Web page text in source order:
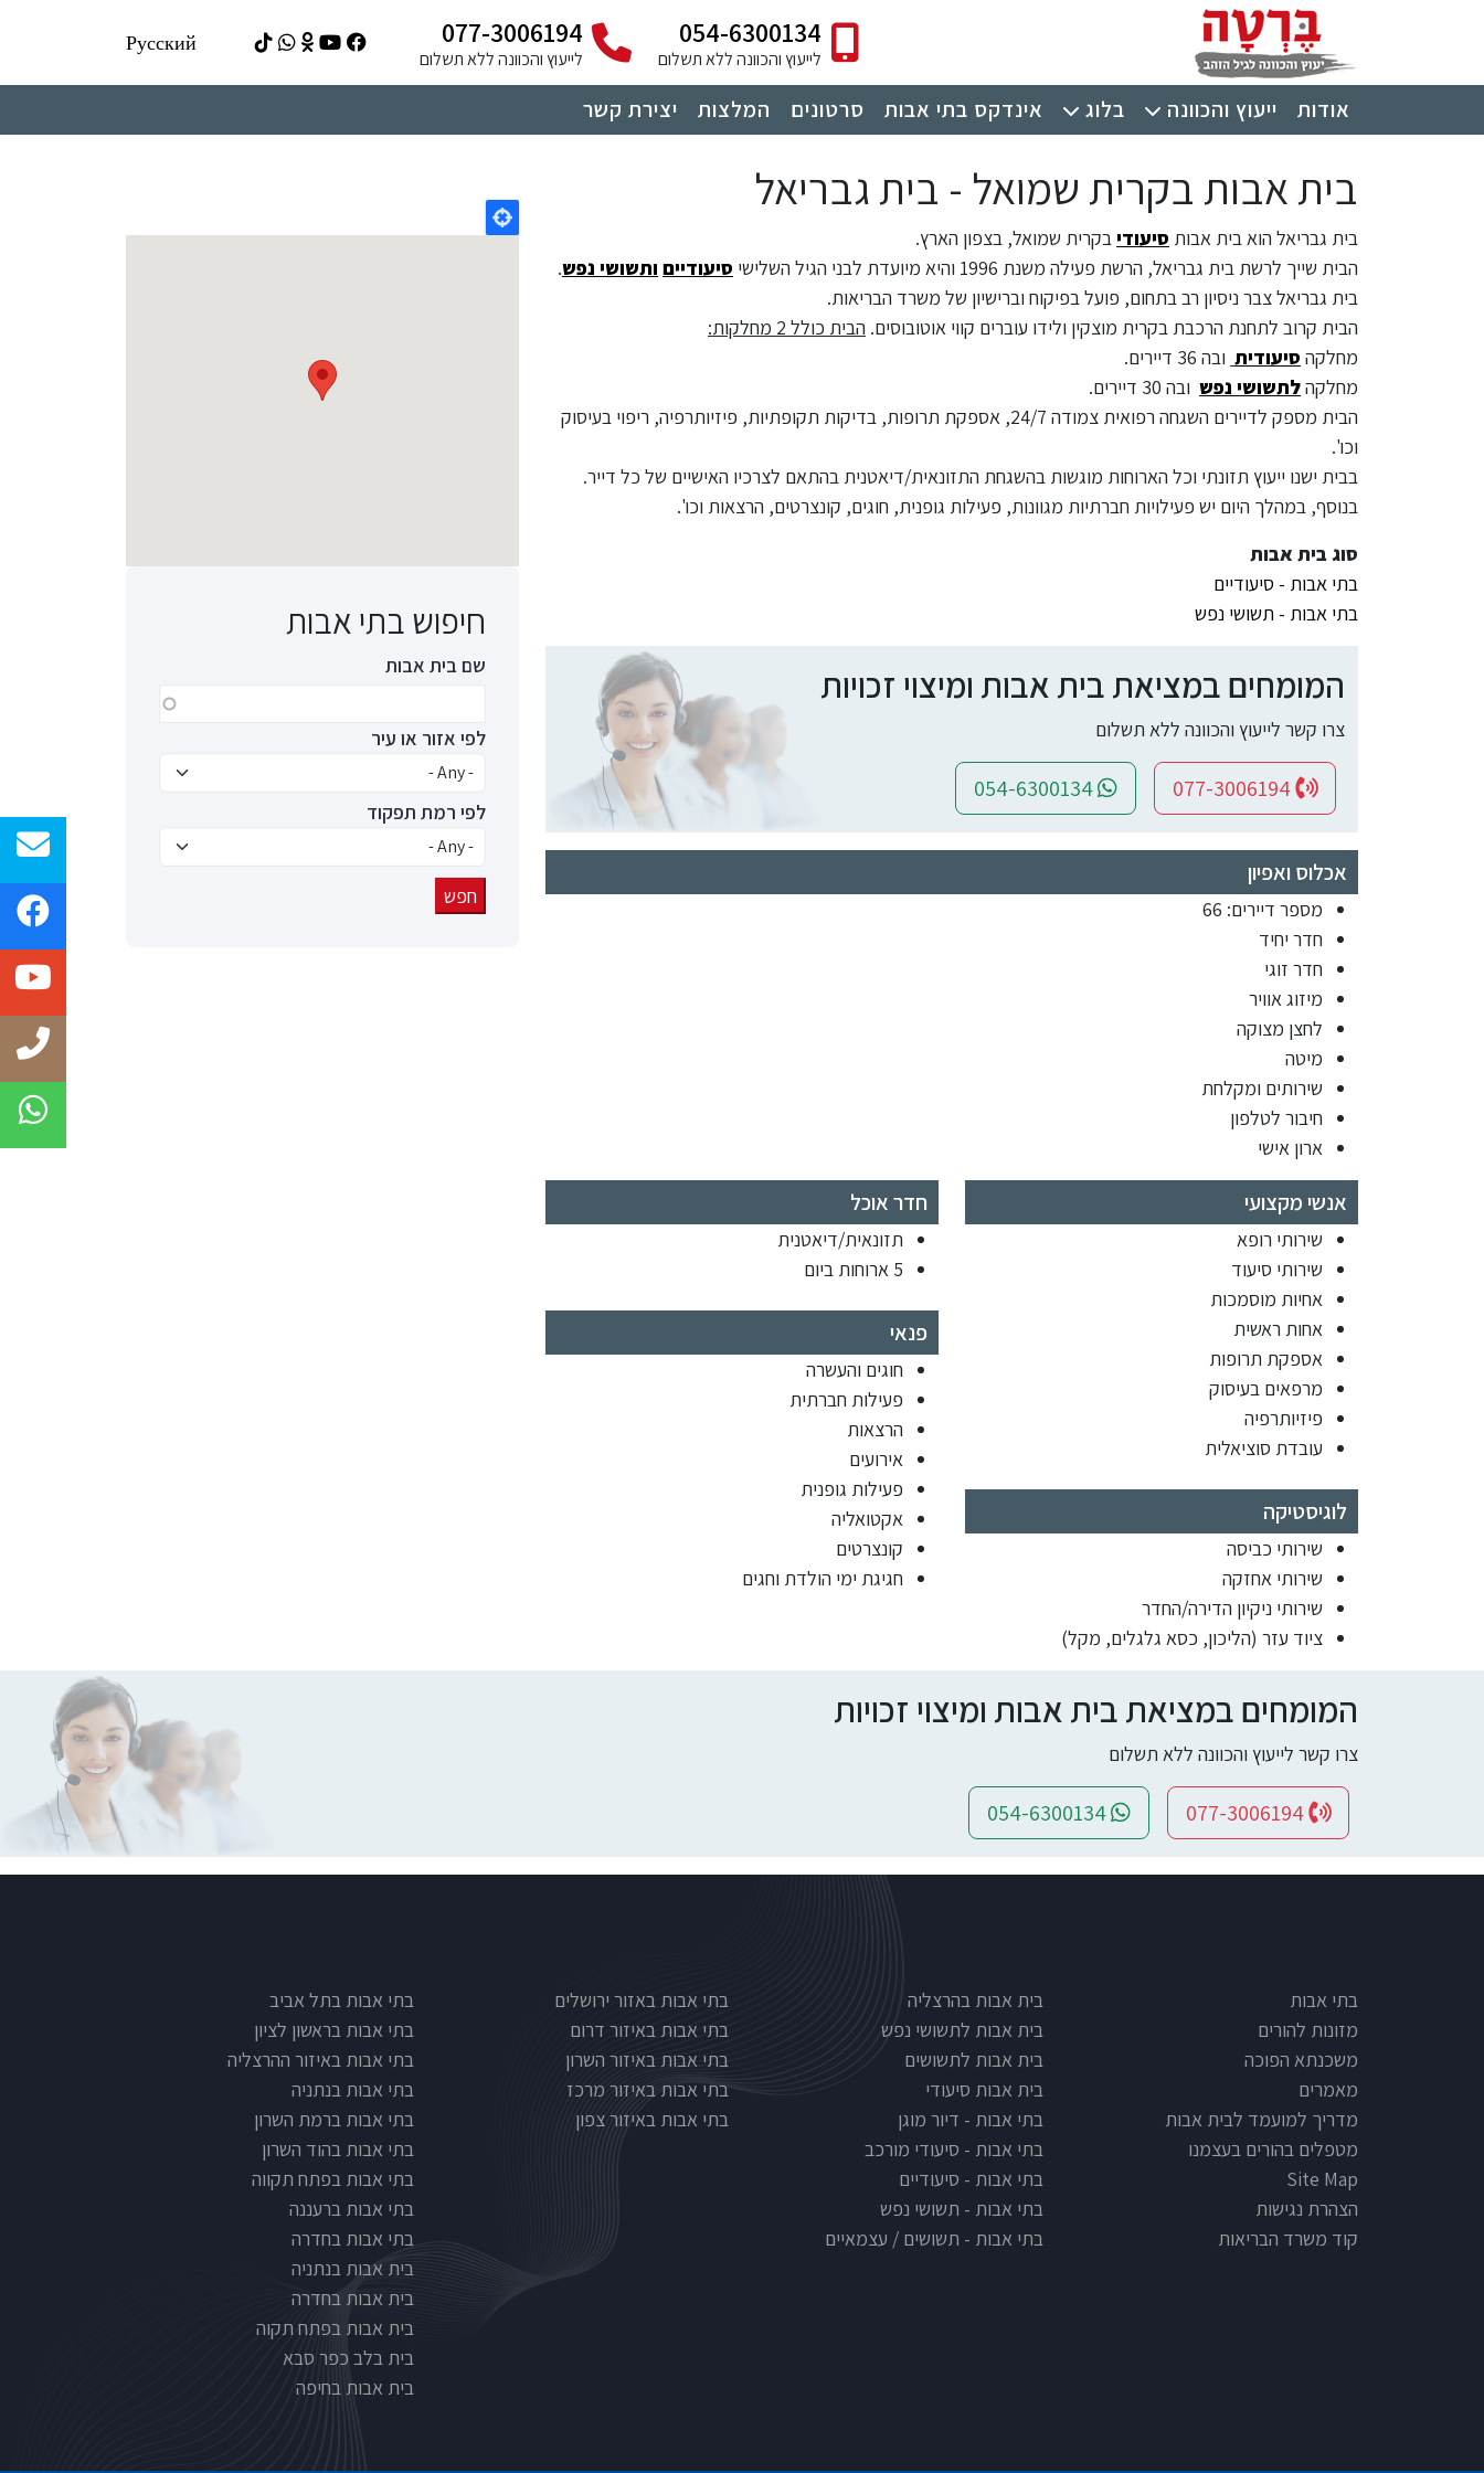
054-6300134
לייעוץ והכוונה ללא תשלום
077-3006194
לייעוץ והכוונה ללא תשלום
Русский
תפריט ראשי
אודות ייעוץ והכוונה בלוג אינדקס בתי אבות סרטונים המלצות יצירת קשר
בית אבות בקרית שמואל - בית גבריאל
בית גבריאל הוא בית אבות סיעודיבקרית שמואל, בצפון הארץ.
הבית שייך לרשת בית גבריאל, הרשת פעילה משנת 1996 והיא מיועדת לבני הגיל השלישי
סיעודיים ותשושי נפש.
בית גבריאל צבר ניסיון רב בתחום, פועל בפיקוח וברישיון של משרד הבריאות.
הבית קרוב לתחנת הרכבת בקרית מוצקין ולידו עוברים קווי אוטובוסים. הבית כולל 2 מחלקות:
מחלקה סיעודית ובה 36 דיירים.
מחלקהלתשושי נפש ובה 30 דיירים.
הבית מספק לדיירים השגחה רפואית צמודה 24/7, אספקת תרופות, בדיקות תקופתיות, פיזיותרפיה, ריפוי בעיסוק
וכו'.
בבית ישנו ייעוץ תזונתי וכל הארוחות מוגשות בהשגחת התזונאית/דיאטנית בהתאם לצרכיו האישיים של כל דייר.
בנוסף, במהלך היום יש פעילויות חברתיות מגוונות, פעילות גופנית, חוגים, קונצרטים, הרצאות וכו'.
סוג בית אבות
בתי אבות - סיעודיים
בתי אבות - תשושי נפש
המומחים במציאת בית אבות ומיצוי זכויות
צרו קשר לייעוץ והכוונה ללא תשלום
אכלוס ואפיון
מספר דיירים: 66
חדר יחיד
חדר זוגי
מיזוג אוויר
לחצן מצוקה
מיטה
שירותים ומקלחת
חיבור לטלפון
ארון אישי
חדר אוכל
תזונאית/דיאטנית
5 ארוחות ביום
אנשי מקצועי
שירותי רופא
שירותי סיעוד
אחיות מוסמכות
אחות ראשית
אספקת תרופות
מרפאים בעיסוק
פיזיותרפיה
עובדת סוציאלית
פנאי
חוגים והעשרה
פעילות חברתית
הרצאות
אירועים
פעילות גופנית
אקטואליה
קונצרטים
חגיגת ימי הולדת וחגים
לוגיסטיקה
שירותי כביסה
שירותי אחזקה
שירותי ניקיון הדירה/החדר
ציוד עזר (הליכון, כסא גלגלים, מקל)
חיפוש בתי אבות
שם בית אבות
לפי אזור או עיר
לפי רמת תפקוד
המומחים במציאת בית אבות ומיצוי זכויות
צרו קשר לייעוץ והכוונה ללא תשלום
Footer
בתי אבות
מזונות להורים
משכנתא הפוכה
מאמרים
מדריך למועמד לבית אבות
מטפלים בהורים בעצמנו
Site Map
הצהרת נגישות
קוד משרד הבריאות
Nursinghouse type
בית אבות בהרצליה
בית אבות לתשושי נפש
בית אבות לתשושים
בית אבות סיעודי
בתי אבות - דיור מוגן
בתי אבות - סיעודי מורכב
בתי אבות - סיעודיים
בתי אבות - תשושי נפש
בתי אבות - תשושים / עצמאיים
בתי אבות לפי אזורים
בתי אבות באזור ירושלים
בתי אבות באיזור דרום
בתי אבות באיזור השרון
בתי אבות באיזור מרכז
בתי אבות באיזור צפון
בתי אבות בתל אביב
בתי אבות בראשון לציון
בתי אבות באיזור ההרצליה
בתי אבות בנתניה
בתי אבות ברמת השרון
בתי אבות בהוד השרון
בתי אבות בפתח תקווה
בתי אבות ברעננה
בתי אבות בחדרה
בית אבות בנתניה
בית אבות בחדרה
בית אבות בפתח תקוה
בית בלב כפר סבא
בית אבות בחיפה